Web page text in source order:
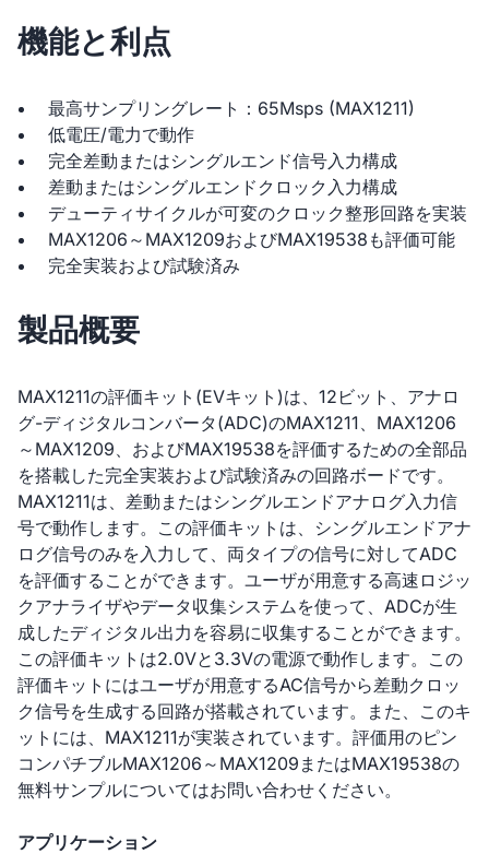
機能と利点
最高サンプリングレート：65Msps (MAX1211)
低電圧/電力で動作
完全差動またはシングルエンド信号入力構成
差動またはシングルエンドクロック入力構成
デューティサイクルが可変のクロック整形回路を実装
MAX1206～MAX1209およびMAX19538も評価可能
完全実装および試験済み
製品概要
MAX1211の評価キット(EVキット)は、12ビット、アナロ
グ-ディジタルコンバータ(ADC)のMAX1211、MAX1206
～MAX1209、およびMAX19538を評価するための全部品
を搭載した完全実装および試験済みの回路ボードです。
MAX1211は、差動またはシングルエンドアナログ入力信
号で動作します。この評価キットは、シングルエンドアナ
ログ信号のみを入力して、両タイプの信号に対してADC
を評価することができます。ユーザが用意する高速ロジッ
クアナライザやデータ収集システムを使って、ADCが生
成したディジタル出力を容易に収集することができます。
この評価キットは2.0Vと3.3Vの電源で動作します。この
評価キットにはユーザが用意するAC信号から差動クロッ
ク信号を生成する回路が搭載されています。また、このキ
ットには、MAX1211が実装されています。評価用のピン
コンパチブルMAX1206～MAX1209またはMAX19538の
無料サンプルについてはお問い合わせください。
アプリケーション